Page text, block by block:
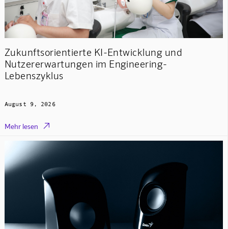
Zukunftsorientierte KI-Entwicklung und
Nutzererwartungen im Engineering-
Lebenszyklus
August 9, 2026
Mehr lesen 